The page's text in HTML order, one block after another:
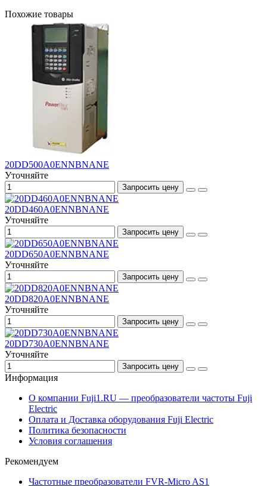
Похожие товары
20DD500A0ENNBNANE
Уточняйте
Запросить цену
20DD460A0ENNBNANE
Уточняйте
Запросить цену
20DD650A0ENNBNANE
Уточняйте
Запросить цену
20DD820A0ENNBNANE
Уточняйте
Запросить цену
20DD730A0ENNBNANE
Уточняйте
Запросить цену
Информация
О компании Fuji1.RU — преобразователи частоты Fuji
Electric
Оплата и Доставка оборудования Fuji Electric
Политика безопасности
Условия соглашения
Рекомендуем
Частотные преобразователи FVR-Micro AS1